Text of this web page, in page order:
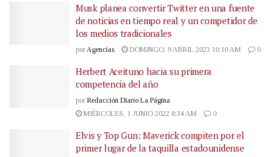
Musk planea convertir Twitter en una fuente
de noticias en tiempo real y un competidor de
los medios tradicionales
por Agencias DOMINGO, 9 ABRIL 2023 10:10 AM 0
Herbert Aceituno hacia su primera
competencia del año
por Redacción Diario La Página
MIÉRCOLES, 1 JUNIO 2022 8:34 AM
0
Elvis y Top Gun: Maverick compiten por el
primer lugar de la taquilla estadounidense